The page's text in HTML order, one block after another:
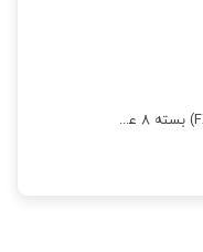
لنت ترمز جلو و عقب فونیکس (FX) بسته 8 عددی